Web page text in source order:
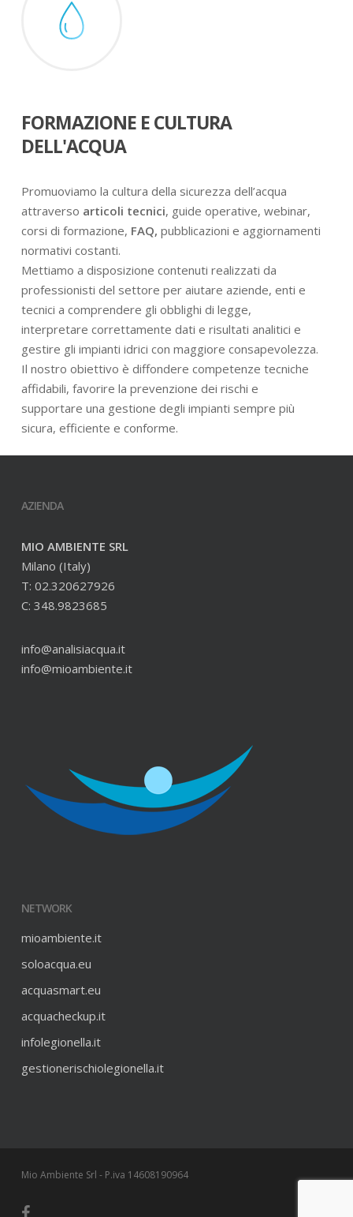
FORMAZIONE E CULTURA
DELL'ACQUA
Promuoviamo la cultura della sicurezza dell’acqua
attraverso articoli tecnici, guide operative, webinar,
corsi di formazione, FAQ, pubblicazioni e aggiornamenti
normativi costanti.
Mettiamo a disposizione contenuti realizzati da
professionisti del settore per aiutare aziende, enti e
tecnici a comprendere gli obblighi di legge,
interpretare correttamente dati e risultati analitici e
gestire gli impianti idrici con maggiore consapevolezza.
Il nostro obiettivo è diffondere competenze tecniche
affidabili, favorire la prevenzione dei rischi e
supportare una gestione degli impianti sempre più
sicura, efficiente e conforme.
AZIENDA
MIO AMBIENTE SRL
Milano (Italy)
T: 02.320627926
C: 348.9823685
info@analisiacqua.it
info@mioambiente.it
NETWORK
mioambiente.it
soloacqua.eu
acquasmart.eu
acquacheckup.it
infolegionella.it
gestionerischiolegionella.it
Mio Ambiente Srl - P.iva 14608190964
facebook